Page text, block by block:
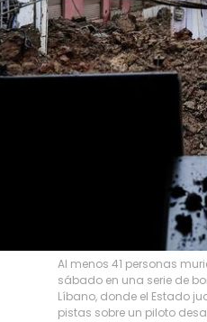
Al menos 41 personas
sábado en una serie de
Líbano, donde el Estado
pistas sobre un piloto